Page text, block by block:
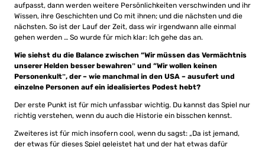
aufpasst, dann werden weitere Persönlichkeiten verschwinden und ihr
Wissen, ihre Geschichten und Co mit ihnen; und die nächsten und die
nächsten. So ist der Lauf der Zeit, dass wir irgendwann alle einmal
gehen werden … So wurde für mich klar: Ich gehe das an.
Wie siehst du die Balance zwischen “Wir müssen das Vermächtnis
unserer Helden besser bewahrenˮ und “Wir wollen keinen
Personenkultˮ, der – wie manchmal in den USA – ausufert und
einzelne Personen auf ein idealisiertes Podest hebt?
Der erste Punkt ist für mich unfassbar wichtig. Du kannst das Spiel nur
richtig verstehen, wenn du auch die Historie ein bisschen kennst.
Zweiteres ist für mich insofern cool, wenn du sagst: „Da ist jemand,
der etwas für dieses Spiel geleistet hat und der hat etwas dafür